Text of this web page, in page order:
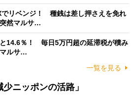
でリベンジ！ 種銭は差し押さえを免れ
然マルサ…
と14.6％！ 毎日5万円超の延滞税が積み
ルサ…
一覧を見る
ニッポンの活路」